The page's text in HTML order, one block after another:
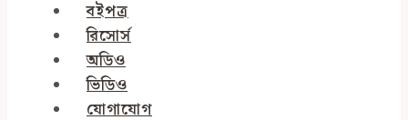
বইপত্র
রিসোর্স
অডিও
ভিডিও
যোগাযোগ